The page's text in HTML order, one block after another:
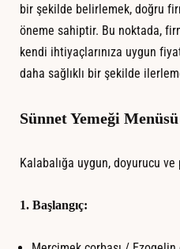
bir şekilde belirlemek, doğru
öneme sahiptir. Bu noktada,
kendi ihtiyaçlarınıza uygun
daha sağlıklı bir şekilde
Sünnet Yemeği
Kalabalığa uygun, doyurucu
1. Başlangıç: